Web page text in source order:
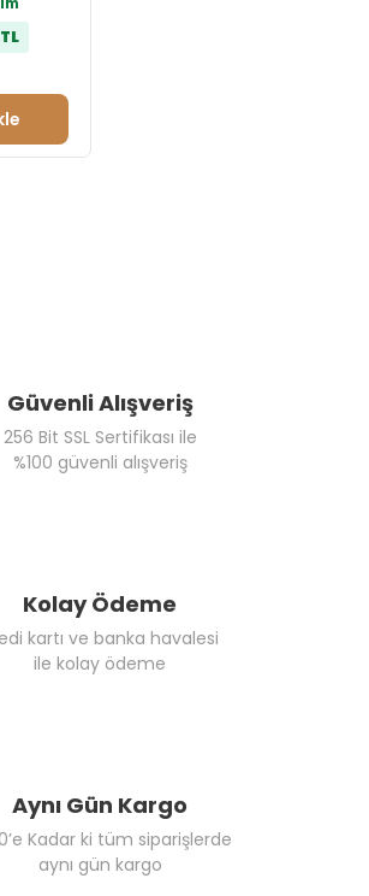
Güvenli Alışveriş
256 Bit SSL Sertifikası ile
%100 güvenli alışveriş
Kolay Ödeme
kartı ve banka havalesi
ile kolay ödeme
Aynı Gün Kargo
Kadar ki tüm siparişlerde
aynı gün kargo